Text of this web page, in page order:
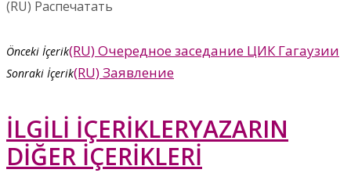
(RU) Распечатать
Önceki İçerik(RU) Очередное заседание ЦИК Гагаузии
Sonraki İçerik(RU) Заявление
İLGİLİ İÇERİKLERYAZARIN
DİĞER İÇERİKLERİ